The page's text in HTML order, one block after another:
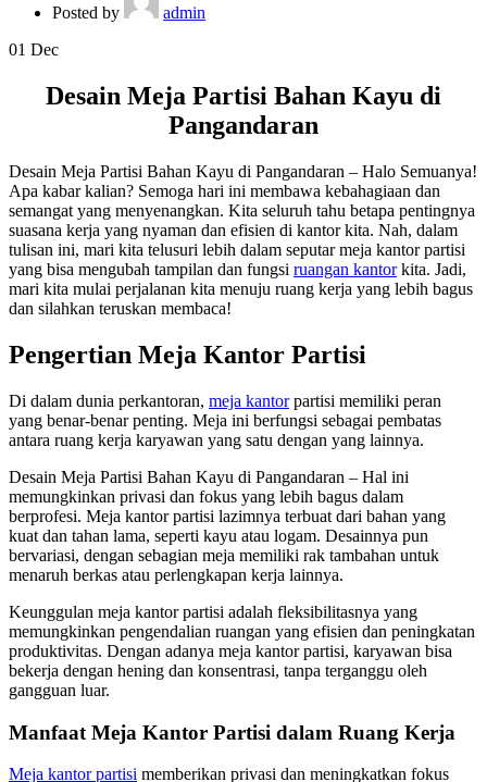
Posted by
admin
01 Dec
Desain Meja Partisi Bahan Kayu di
Pangandaran
Desain Meja Partisi Bahan Kayu di Pangandaran – Halo Semuanya!
Apa kabar kalian? Semoga hari ini membawa kebahagiaan dan
semangat yang menyenangkan. Kita seluruh tahu betapa pentingnya
suasana kerja yang nyaman dan efisien di kantor kita. Nah, dalam
tulisan ini, mari kita telusuri lebih dalam seputar meja kantor partisi
yang bisa mengubah tampilan dan fungsi ruangan kantorkita. Jadi,
mari kita mulai perjalanan kita menuju ruang kerja yang lebih bagus
dan silahkan teruskan membaca!
Pengertian Meja Kantor Partisi
Di dalam dunia perkantoran, meja kantorpartisi memiliki peran
yang benar-benar penting. Meja ini berfungsi sebagai pembatas
antara ruang kerja karyawan yang satu dengan yang lainnya.
Desain Meja Partisi Bahan Kayu di Pangandaran – Hal ini
memungkinkan privasi dan fokus yang lebih bagus dalam
berprofesi. Meja kantor partisi lazimnya terbuat dari bahan yang
kuat dan tahan lama, seperti kayu atau logam. Desainnya pun
bervariasi, dengan sebagian meja memiliki rak tambahan untuk
menaruh berkas atau perlengkapan kerja lainnya.
Keunggulan meja kantor partisi adalah fleksibilitasnya yang
memungkinkan pengendalian ruangan yang efisien dan peningkatan
produktivitas. Dengan adanya meja kantor partisi, karyawan bisa
bekerja dengan hening dan konsentrasi, tanpa terganggu oleh
gangguan luar.
Manfaat Meja Kantor Partisi dalam Ruang Kerja
Meja kantor partisi memberikan privasi dan meningkatkan fokus